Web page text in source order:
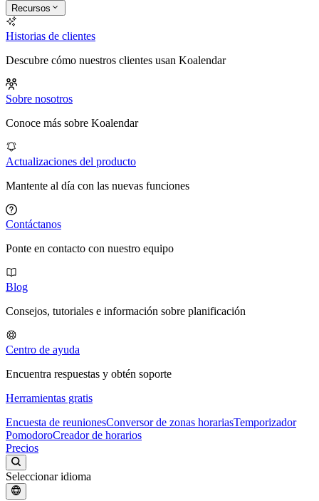
Recursos
Historias de clientes
Descubre cómo nuestros clientes usan Koalendar
Sobre nosotros
Conoce más sobre Koalendar
Actualizaciones del producto
Mantente al día con las nuevas funciones
Contáctanos
Ponte en contacto con nuestro equipo
Blog
Consejos, tutoriales e información sobre planificación
Centro de ayuda
Encuentra respuestas y obtén soporte
Herramientas gratis
Encuesta de reunionesConversor de zonas horariasTemporizador
PomodoroCreador de horarios
Precios
Seleccionar idioma